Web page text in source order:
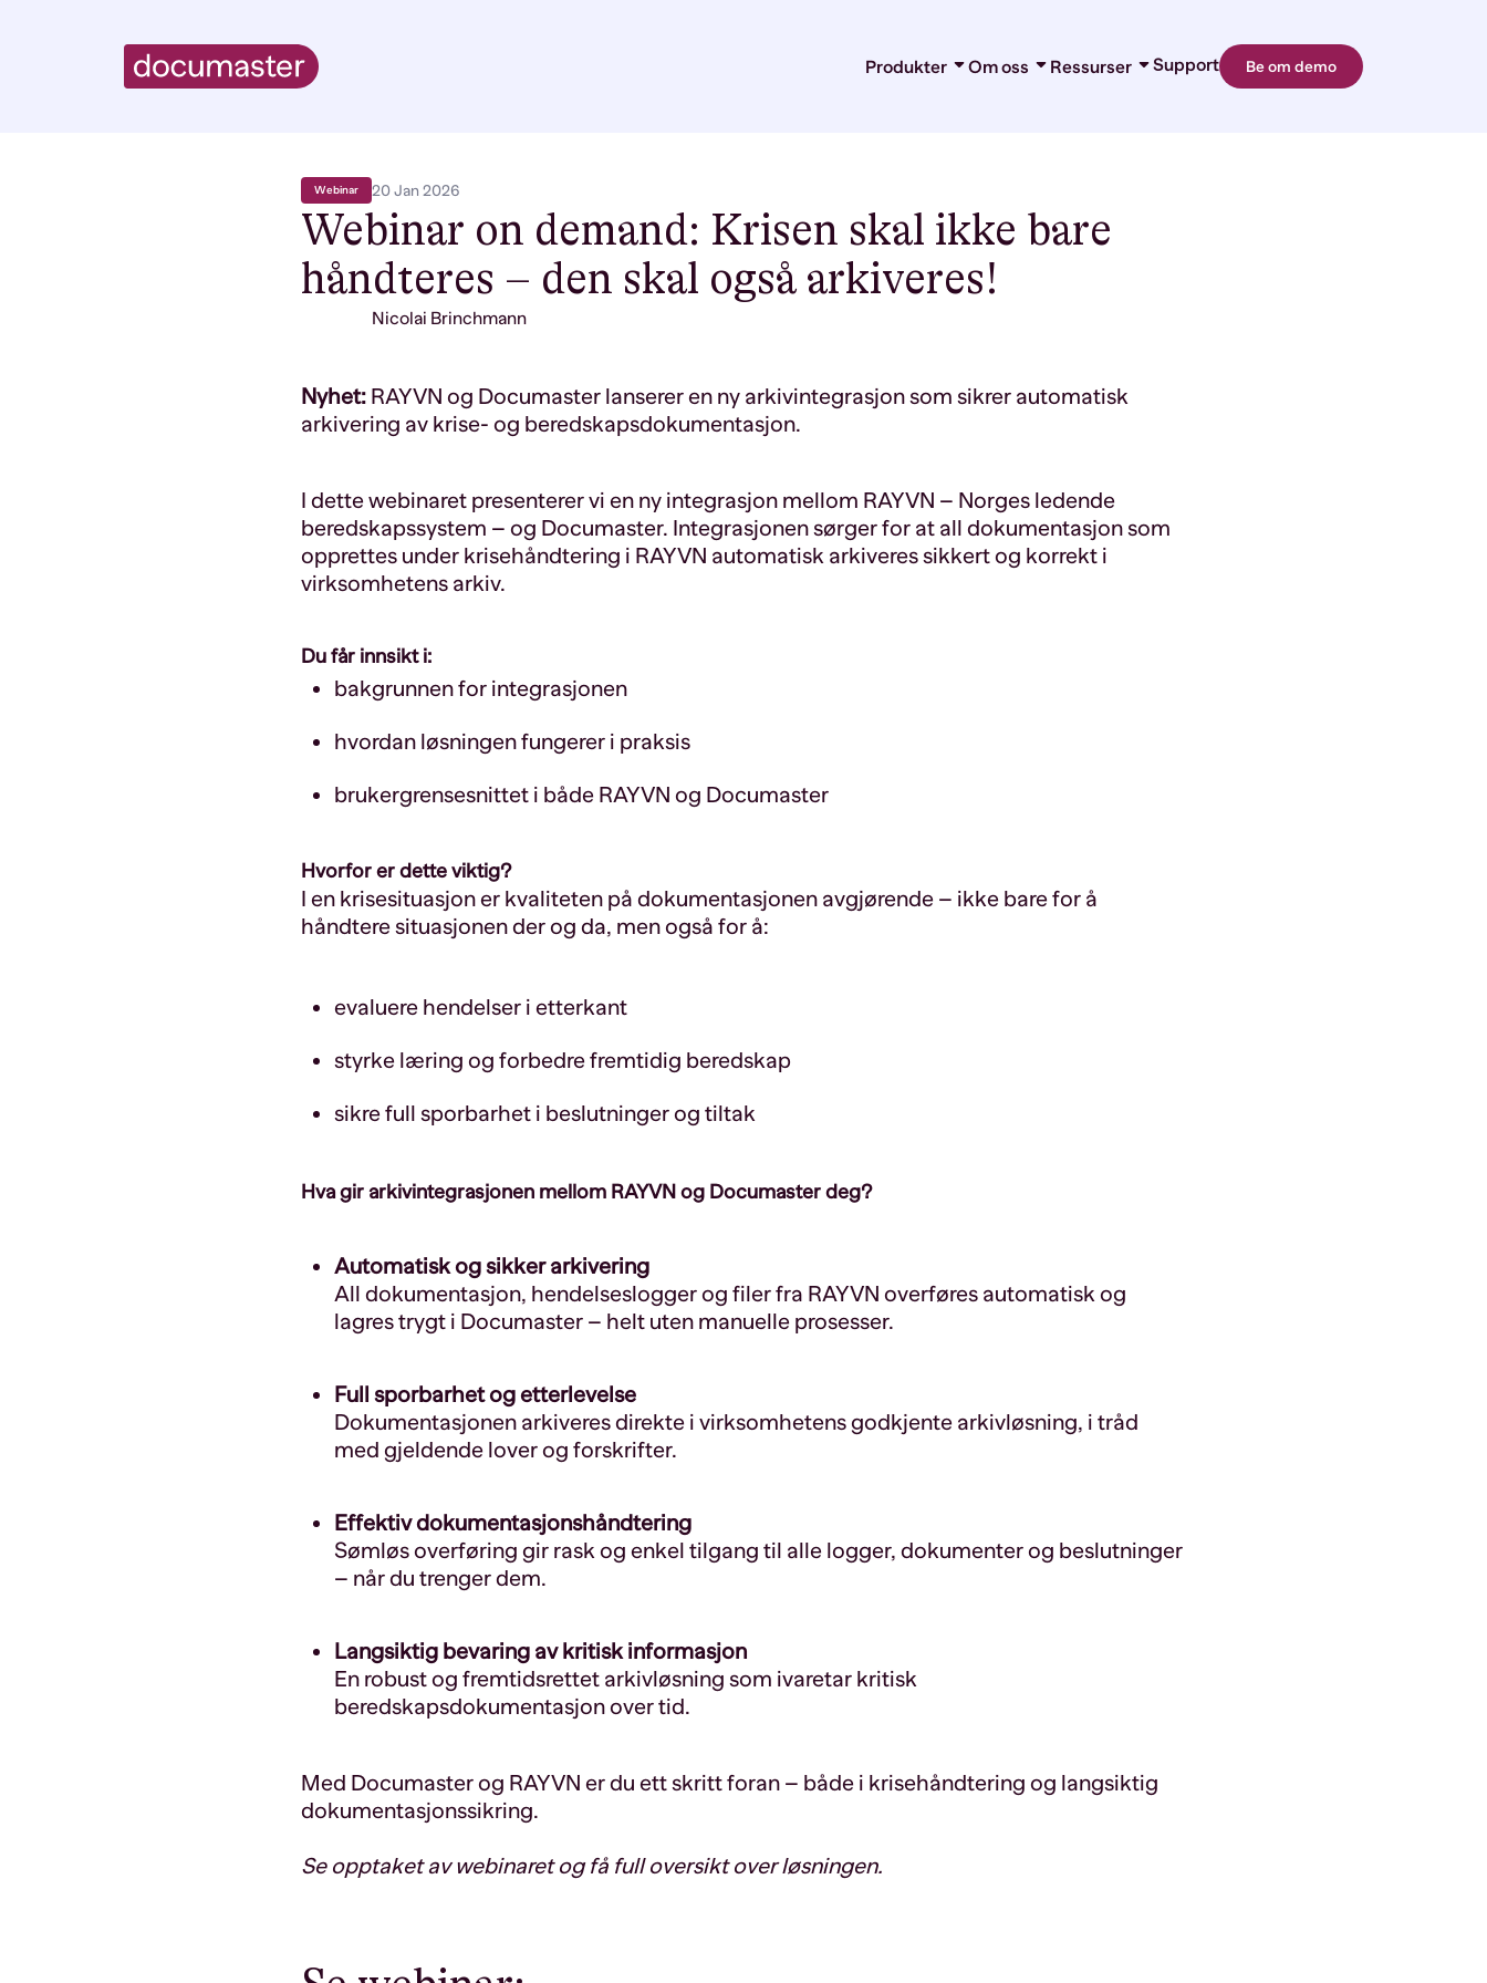
Produkter
Migrering
Om oss Ressurser Support Be om demo
Webinar 20 Jan 2026
Webinar on demand: Krisen skal ikke bare
håndteres – den skal også arkiveres!
Nicolai Brinchmann
Nyhet: RAYVN og Documaster lanserer en ny arkivintegrasjon som sikrer automatisk
arkivering av krise- og beredskapsdokumentasjon.
I dette webinaret presenterer vi en ny integrasjon mellom RAYVN – Norges ledende
beredskapssystem – og Documaster. Integrasjonen sørger for at all dokumentasjon som
opprettes under krisehåndtering i RAYVN automatisk arkiveres sikkert og korrekt i
virksomhetens arkiv.
Du får innsikt i:
bakgrunnen for integrasjonen
hvordan løsningen fungerer i praksis
brukergrensesnittet i både RAYVN og Documaster
Hvorfor er dette viktig?
I en krisesituasjon er kvaliteten på dokumentasjonen avgjørende – ikke bare for å
håndtere situasjonen der og da, men også for å:
evaluere hendelser i etterkant
styrke læring og forbedre fremtidig beredskap
sikre full sporbarhet i beslutninger og tiltak
Hva gir arkivintegrasjonen mellom RAYVN og Documaster deg?
Automatisk og sikker arkivering
All dokumentasjon, hendelseslogger og filer fra RAYVN overføres automatisk og
lagres trygt i Documaster – helt uten manuelle prosesser.
Full sporbarhet og etterlevelse
Dokumentasjonen arkiveres direkte i virksomhetens godkjente arkivløsning, i tråd
med gjeldende lover og forskrifter.
Effektiv dokumentasjonshåndtering
Sømløs overføring gir rask og enkel tilgang til alle logger, dokumenter og beslutninger
– når du trenger dem.
Langsiktig bevaring av kritisk informasjon
En robust og fremtidsrettet arkivløsning som ivaretar kritisk
beredskapsdokumentasjon over tid.
Med Documaster og RAYVN er du ett skritt foran – både i krisehåndtering og langsiktig
dokumentasjonssikring.
Se opptaket av webinaret og få full oversikt over løsningen.